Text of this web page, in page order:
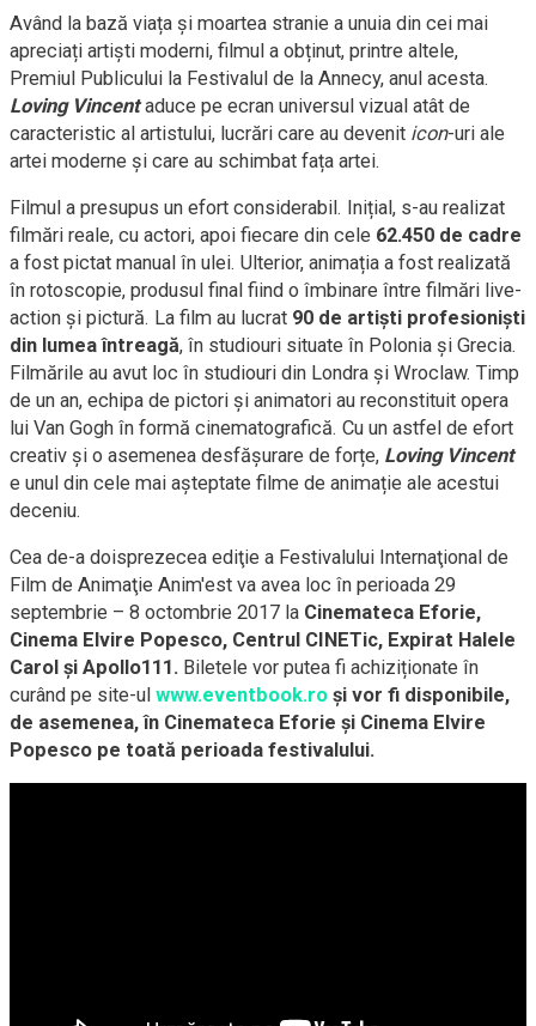
Având la bază viața și moartea stranie a unuia din cei mai
apreciați artiști moderni, filmul a obținut, printre altele,
Premiul Publicului la Festivalul de la Annecy, anul acesta.
Loving Vincentaduce pe ecran universul vizual atât de
caracteristic al artistului, lucrări care au devenit icon-uri ale
artei moderne și care au schimbat fața artei.
Filmul a presupus un efort considerabil. Inițial, s-au realizat
filmări reale, cu actori, apoi fiecare din cele 62.450 de cadre
a fost pictat manual în ulei. Ulterior, animația a fost realizată
în rotoscopie, produsul final fiind o îmbinare între filmări live-
action și pictură. La film au lucrat 90 de artiști profesioniști
din lumea întreagă, în studiouri situate în Polonia și Grecia.
Filmările au avut loc în studiouri din Londra și Wroclaw. Timp
de un an, echipa de pictori și animatori au reconstituit opera
lui Van Gogh în formă cinematografică. Cu un astfel de efort
creativ și o asemenea desfășurare de forțe, Loving Vincent
e unul din cele mai așteptate filme de animație ale acestui
deceniu.
Cea de-a doisprezecea ediţie a Festivalului Internaţional de
Film de Animaţie Anim'est va avea loc în perioada 29
septembrie – 8 octombrie 2017 la Cinemateca Eforie,
Cinema Elvire Popesco, Centrul CINETic, Expirat Halele
Carol și Apollo111. Biletele vor putea fi achiziționate în
curând pe site-ul www.eventbook.ro și vor fi disponibile,
de asemenea, în Cinemateca Eforie și Cinema Elvire
Popesco pe toată perioada festivalului.